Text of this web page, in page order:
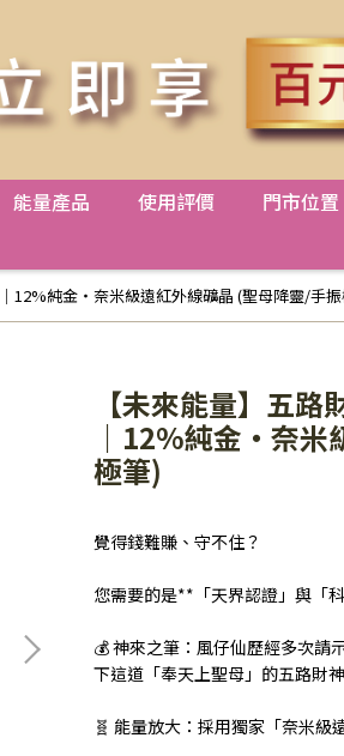
能量產品 使用評價 門市位置
12%純金・奈米級遠紅外線礦晶 (聖母降靈/手
【未來能量】五
｜12%純金・奈
極筆)
覺得錢難賺、守不住？
您需要的是**「天界認證」與「
💰 神來之筆：風仔仙歷經多次請
下這道「奉天上聖母」的五路財
🧬 能量放大：採用獨家「奈米級